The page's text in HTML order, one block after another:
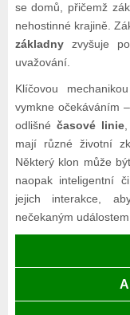
se domů, přičemž
nehostinné krajině.
základnyzvyšuje
uvažování.
Klíčovou
vymkne očekáváním
odlišné časové linie
mají různé životní
Některý klon může
naopak inteligentní
jejich interakce,
nečekaným událostem.